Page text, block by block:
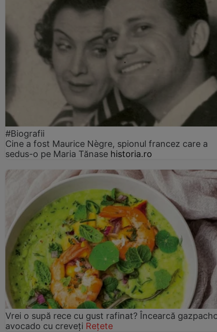
#Biografii
Cine a fost Maurice Nègre, spionul francez care a
sedus-o pe Maria Tănase historia.ro
Vrei o supă rece cu gust rafinat? Încearcă
avocado cu creveți Rețete